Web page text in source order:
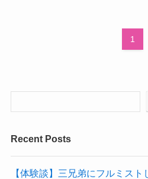
1
Recent Posts
【体験談】三兄弟にフルミス